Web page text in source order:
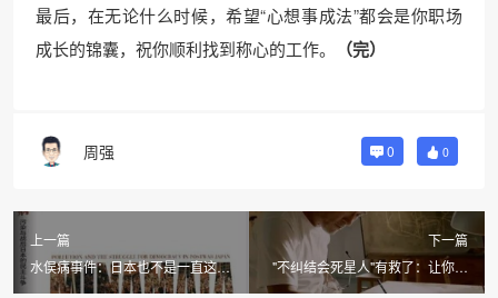
最后，在无论什么时候，希望“心想事成法”都会是你职场
成长的锦囊，祝你顺利找到称心的工作。
（完）
周强 0 0
上一篇
水俣病事件：日本也不是一直这么
的山清水秀天湛蓝
下一篇
"不纠结会死星人"有救了：让你专
注于当下的正念力——再谈带着问